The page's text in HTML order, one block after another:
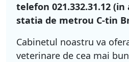
telefon 021.332.31.12
statia de metrou C-tin
Cabinetul noastru va
veterinare de cea mai